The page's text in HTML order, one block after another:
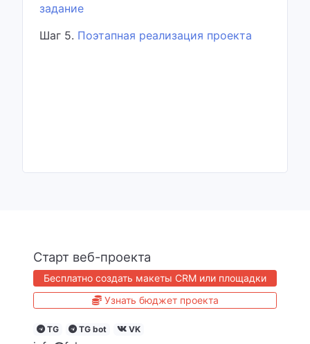
задание
Шаг 5. Поэтапная реализация проекта
Старт веб-проекта
Бесплатно создать макеты CRM или площадки
Узнать бюджет проекта
TG TG bot VK